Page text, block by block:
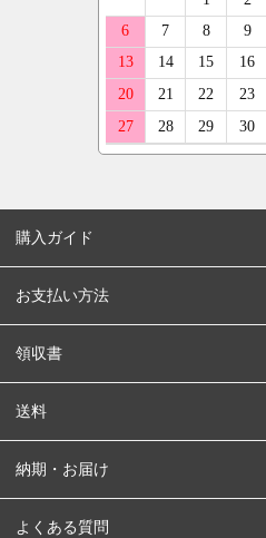
購入ガイド
お支払い方法
領収書
送料
納期・お届け
よくある質問